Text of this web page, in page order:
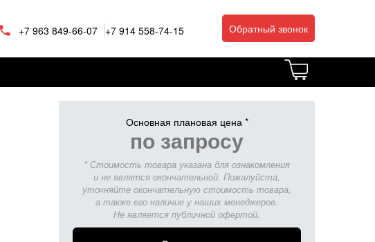
+7 963 849-66-07 +7 914 558-74-15 Обратный звонок
Основная плановая цена *
по запросу
* Стоимость товара указана для ознакомления
и не являтся окончательной. Пожалуйста,
уточняйте окончательную стоимость товара,
а также его наличие у наших менеджеров.
Не является публичной офертой.